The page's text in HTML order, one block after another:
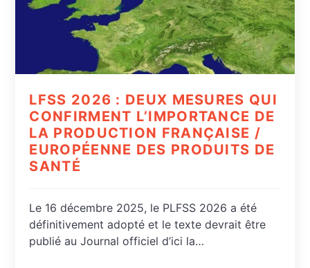
LFSS 2026 : DEUX MESURES QUI
CONFIRMENT L’IMPORTANCE DE
LA PRODUCTION FRANÇAISE /
EUROPÉENNE DES PRODUITS DE
SANTÉ
Le 16 décembre 2025, le PLFSS 2026 a été
définitivement adopté et le texte devrait être
publié au Journal officiel d’ici la…